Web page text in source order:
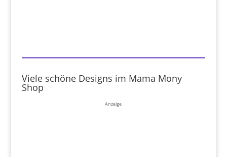
Viele schöne Designs im Mama Mony
Shop
Anzeige